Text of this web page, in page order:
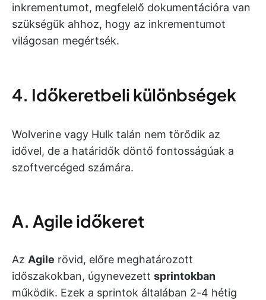
inkrementumot, megfelelő dokumentációra van
szükségük ahhoz, hogy az inkrementumot
világosan megértsék.
4. Időkeretbeli különbségek
Wolverine vagy Hulk talán nem törődik az
idővel, de a határidők döntő fontosságúak a
szoftvercéged számára.
A. Agile időkeret
Az Agile rövid, előre meghatározott
időszakokban, úgynevezett sprintokban
működik. Ezek a sprintok általában 2-4 hétig